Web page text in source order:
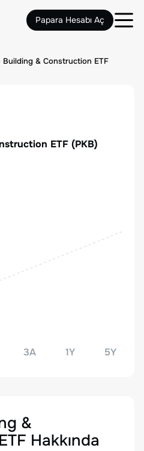
Papara Hesabı Aç
Building & Construction ETF
ETF (PKB)
3A 1Y 5Y
&
Hakkında